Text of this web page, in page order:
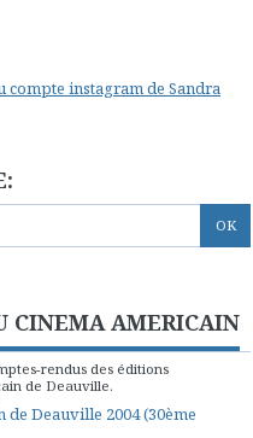
compte instagram de Sandra
CINEMA AMERICAIN
rendus des éditions
de Deauville.
Deauville 2004 (30ème